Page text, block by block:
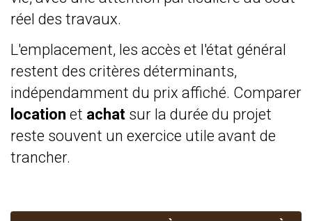
réel des travaux.
L'emplacement, les accès et l'état général
restent des critères déterminants,
indépendamment du prix affiché. Comparer
location et achat sur la durée du projet
reste souvent un exercice utile avant de
trancher.